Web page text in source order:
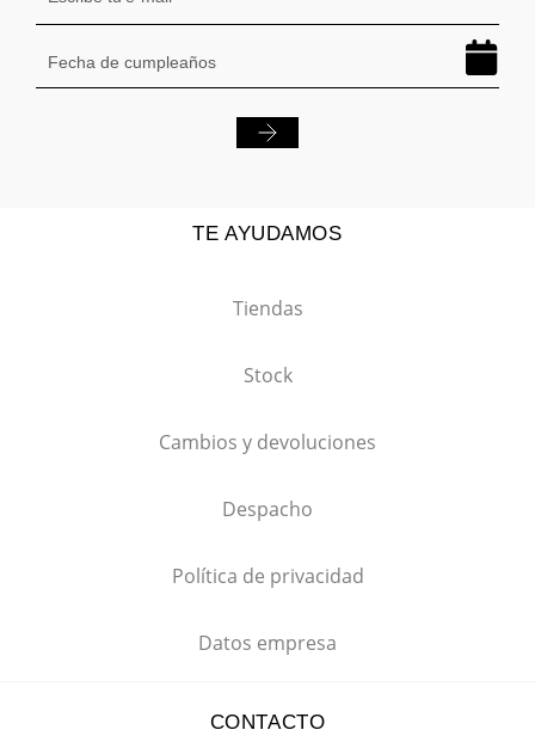
TE AYUDAMOS
Tiendas
Stock
Cambios y devoluciones
Despacho
Política de privacidad
Datos empresa
CONTACTO